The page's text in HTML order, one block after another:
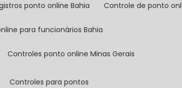
ponto online Bahia controle de ponto
para funcionários Bahia
controles ponto online Minas Gerais
controles para pontos